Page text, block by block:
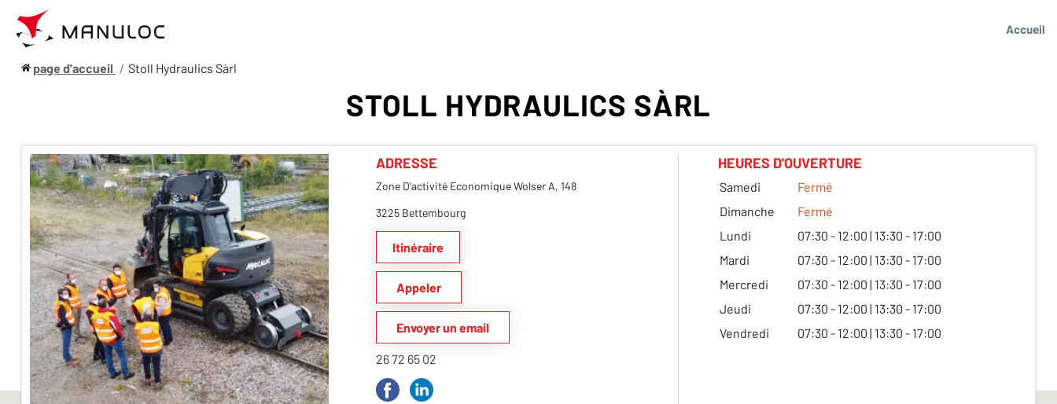
Accueil
page d'accueil Stoll Hydraulics Sàrl
STOLL HYDRAULICS SÀRL
ADRESSE
Zone D'activité Economique Wolser A, 148
3225 Bettembourg
Itinéraire
Appeler
Envoyer un email
26 72 65 02
HEURES D'OUVERTURE
Samedi
Fermé
Dimanche
Fermé
Lundi
07:30 - 12:00 | 13:30 - 17:00
Mardi
07:30 - 12:00 | 13:30 - 17:00
Mercredi
07:30 - 12:00 | 13:30 - 17:00
Jeudi
07:30 - 12:00 | 13:30 - 17:00
Vendredi
07:30 - 12:00 | 13:30 - 17:00